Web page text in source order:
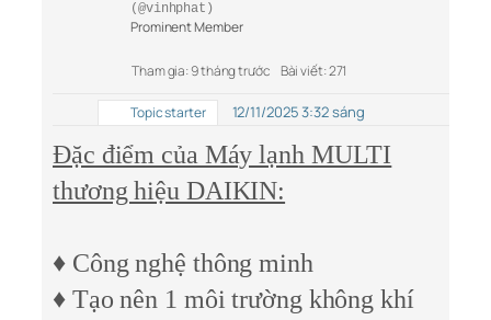
(@vinhphat)
Prominent Member
Tham gia: 9 tháng trước Bài viết: 271
Topic starter 12/11/2025 3:32 sáng
Đặc điểm của Máy lạnh MULTI
thương hiệu DAIKIN:
♦ Công nghệ thông minh
♦ Tạo nên 1 môi trường không khí